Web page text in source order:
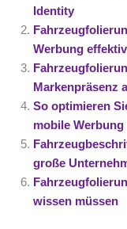
Identity
Werbung
Markenpräsenz
So optimieren
mobile Werbung
große
wissen müssen